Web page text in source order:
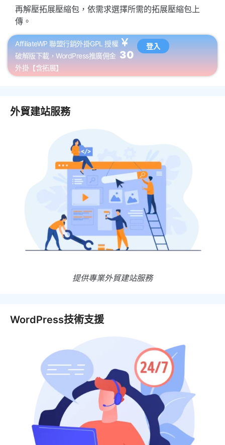
再解壓拓展壓縮包，依需求選擇所需的拓展壓縮包上
傳。
AffiliateWP 聯盟行銷外掛GPL 授權
破解版下載，WordPress推廣佣金
外掛【含拓展】
￥
30
登入
外貿建站服務
提供專業外貿建站服務
WordPress技術支援